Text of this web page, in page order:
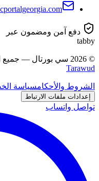
دفع آمن ومضمون عبر
tabby
©
2026 سي بورتال — جميع
Tarawud
الشروط والأحكامسياسة
إعدادات ملفات الارتباط
تواصل واتساب